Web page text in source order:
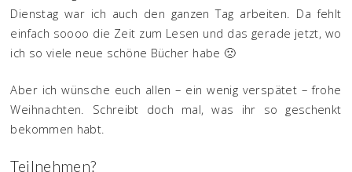
Dienstag war ich auch den ganzen Tag arbeiten. Da fehlt
einfach soooo die Zeit zum Lesen und das gerade jetzt, wo
ich so viele neue schöne Bücher habe 🙁
Aber ich wünsche euch allen – ein wenig verspätet – frohe
Weihnachten. Schreibt doch mal, was ihr so geschenkt
bekommen habt.
Teilnehmen?